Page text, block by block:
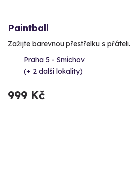
Paintball
Zažijte barevnou přestřelku s přáteli.
Praha 5 - Smíchov
(+ 2 další lokality)
999 Kč